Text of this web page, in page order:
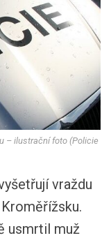
– ilustrační foto (Policie
vraždu
usmrtil muž